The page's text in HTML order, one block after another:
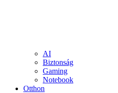
AI
Biztonság
Gaming
Notebook
Otthon